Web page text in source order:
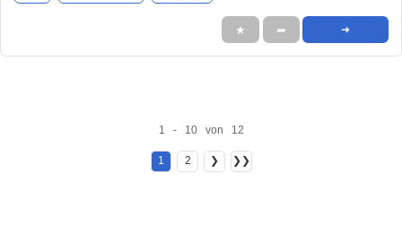
★ ➦ ➜
1 - 10 von 12
1 2 ❯ ❯❯